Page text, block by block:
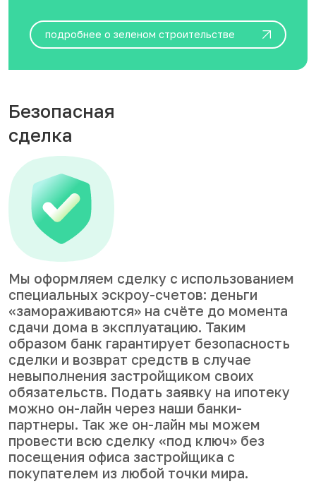
подробнее о зеленом строительстве
Безопасная
сделка
Мы оформляем сделку с использованием
специальных эскроу-счетов: деньги
«замораживаются» на счёте до момента
сдачи дома в эксплуатацию. Таким
образом банк гарантирует безопасность
сделки и возврат средств в случае
невыполнения застройщиком своих
обязательств. Подать заявку на ипотеку
можно он-лайн через наши банки-
партнеры. Так же он-лайн мы можем
провести всю сделку «под ключ» без
посещения офиса застройщика с
покупателем из любой точки мира.